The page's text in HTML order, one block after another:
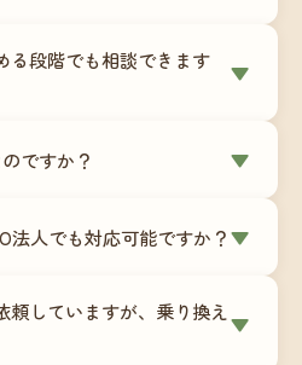
トツールを使ったオンラインで
すので、地域を問わずサポー
ご利用いただいています。
る段階でも相談できます
▼
用意しています。事業計画の段
す。
ですか？ ▼
そのため、決算時に追加の作
体系を実現しています。年間
るので、資金繰りの見通しも
法人でも対応可能ですか？▼
基準や監査要件が異なるた
なります。まずはお気軽にご
頼していますが、乗り換え ▼